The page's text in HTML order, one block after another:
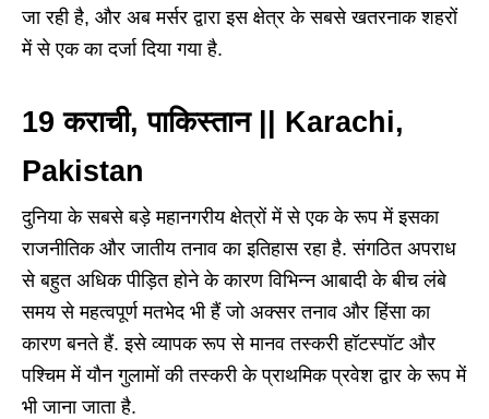
जा रही है, और अब मर्सर द्वारा इस क्षेत्र के सबसे खतरनाक शहरों
में से एक का दर्जा दिया गया है.
19 कराची, पाकिस्तान || Karachi,
Pakistan
दुनिया के सबसे बड़े महानगरीय क्षेत्रों में से एक के रूप में इसका
राजनीतिक और जातीय तनाव का इतिहास रहा है. संगठित अपराध
से बहुत अधिक पीड़ित होने के कारण विभिन्न आबादी के बीच लंबे
समय से महत्वपूर्ण मतभेद भी हैं जो अक्सर तनाव और हिंसा का
कारण बनते हैं. इसे व्यापक रूप से मानव तस्करी हॉटस्पॉट और
पश्चिम में यौन गुलामों की तस्करी के प्राथमिक प्रवेश द्वार के रूप में
भी जाना जाता है.